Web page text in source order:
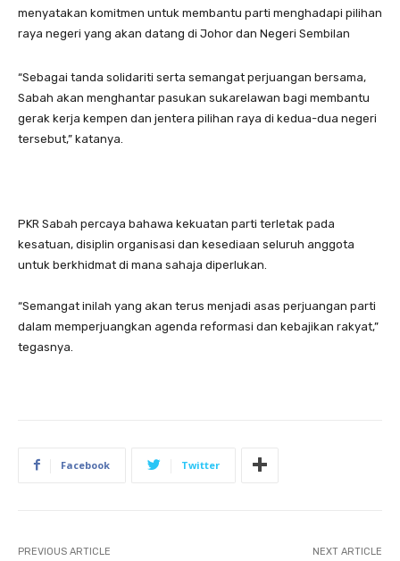
menyatakan komitmen untuk membantu parti menghadapi pilihan
raya negeri yang akan datang di Johor dan Negeri Sembilan
“Sebagai tanda solidariti serta semangat perjuangan bersama,
Sabah akan menghantar pasukan sukarelawan bagi membantu
gerak kerja kempen dan jentera pilihan raya di kedua-dua negeri
tersebut,” katanya.
PKR Sabah percaya bahawa kekuatan parti terletak pada
kesatuan, disiplin organisasi dan kesediaan seluruh anggota
untuk berkhidmat di mana sahaja diperlukan.
“Semangat inilah yang akan terus menjadi asas perjuangan parti
dalam memperjuangkan agenda reformasi dan kebajikan rakyat,”
tegasnya.
Facebook Twitter
PREVIOUS ARTICLE NEXT ARTICLE